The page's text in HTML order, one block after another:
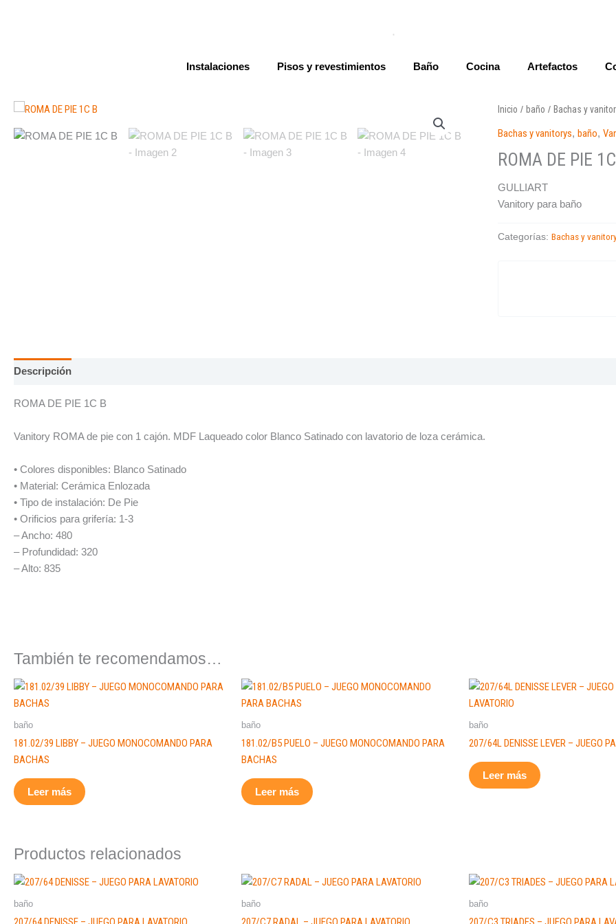
Instalaciones Pisos y revestimientos Baño Cocina Artefactos
Inicio / baño / Bachas y
Bachas y vanitorys,baño,
ROMA DE PIE
GULLIART
Vanitory para baño
Categorías:Bachas y
Descripción
ROMA DE PIE 1C B
Vanitory ROMA de pie con 1 cajón. MDF Laqueado color Blanco Satinado con lavatorio de loza cerámica.
• Colores disponibles: Blanco Satinado
• Material: Cerámica Enlozada
• Tipo de instalación: De Pie
• Orificios para grifería: 1-3
– Ancho: 480
– Profundidad: 320
– Alto: 835
También te recomendamos…
baño
181.02/39 LIBBY – JUEGO MONOCOMANDO PARA
BACHAS
Leer más
baño
181.02/B5 PUELO – JUEGO MONOCOMANDO PARA
BACHAS
Leer más
baño
207/64L DENISSE LEVER – JUEGO
Leer más
Productos relacionados
baño baño baño